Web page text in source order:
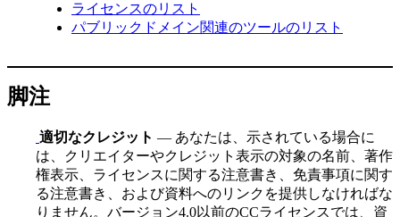
ライセンスのリスト
パブリックドメイン関連のツールのリスト
脚注
適切なクレジット — あなたは、示されている場合に
は、クリエイターやクレジット表示の対象の名前、著作
権表示、ライセンスに関する注意書き、免責事項に関す
る注意書き、および資料へのリンクを提供しなければな
りません。バージョン4.0以前のCCライセンスでは、資